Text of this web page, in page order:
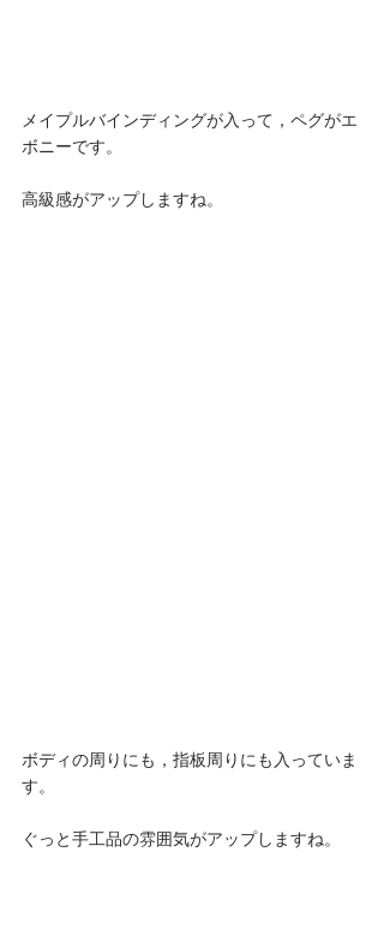
メイプルバインディングが入って，ペグがエ
ボニーです。
高級感がアップしますね。
ボディの周りにも，指板周りにも入っていま
す。
ぐっと手工品の雰囲気がアップしますね。